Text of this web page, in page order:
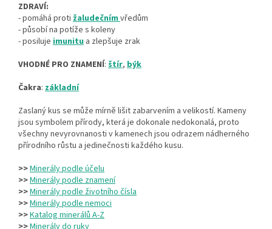
ZDRAVÍ:
- pomáhá proti žaludečnímvředům
- působí na potíže s koleny
- posiluje imunitu a zlepšuje zrak
VHODNÉ PRO ZNAMENÍ: štír, býk
Čakra: základní
Zaslaný kus se může mírně lišit zabarvením a velikostí. Kameny
jsou symbolem přírody, která je dokonale nedokonalá, proto
všechny nevyrovnanosti v kamenech jsou odrazem nádherného
přírodního růstu a jedinečnosti každého kusu.
>>Minerály podle účelu
>>Minerály podle znamení
>>Minerály podle životního čísla
>>Minerály podle nemoci
>>Katalog minerálů A-Z